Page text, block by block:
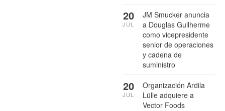
JM Smucker anuncia
a Douglas Guilherme
como vicepresidente
senior de operaciones
y cadena de
suministro
20
JUL
Organización Ardila
Lülle adquiere a
Vector Foods
20
JUL